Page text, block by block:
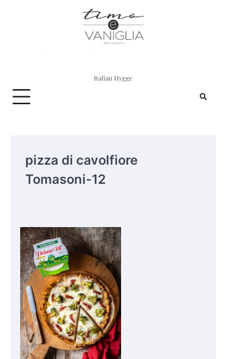
Italian Hygge
pizza di cavolfiore
Tomasoni-12